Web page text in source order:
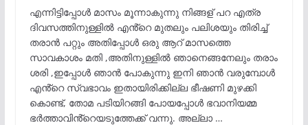
എന്നിട്ടിപ്പോൾ മാസം മൂന്നാകുന്നു നിങ്ങള് പറ എത്ര
ദിവസത്തിനുള്ളിൽ എൻ്റെ മുതലും പലിശയും തിരിച്ച്
തരാൻ പറ്റും അതിപ്പോൾ ഒരു ആറ് മാസത്തെ
സാവകാശം മതി ,അതിനുള്ളിൽ ഞാനെങ്ങനേലും തരാം
ശരി ,ഇപ്പോൾ ഞാൻ പോകുന്നു ഇനി ഞാൻ വരുമ്പോൾ
എൻ്റെ സ്വഭാവം ഇതായിരിക്കില്ല ഭീഷണി മുഴക്കി
കൊണ്ട്, തോമ പടിയിറങ്ങി പോയപ്പോൾ ഭവാനിയമ്മ
ഭർത്താവിൻ്റെയടുത്തേക്ക് വന്നു. അല്ലാ …